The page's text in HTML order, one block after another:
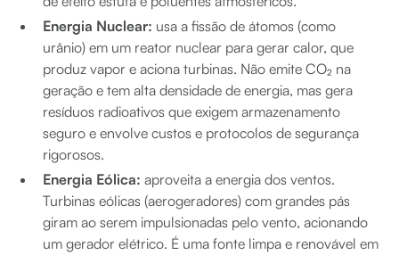
Energia Nuclear: usa a fissão de átomos (como
urânio) em um reator nuclear para gerar calor, que
produz vapor e aciona turbinas. Não emite CO₂ na
geração e tem alta densidade de energia, mas gera
resíduos radioativos que exigem armazenamento
seguro e envolve custos e protocolos de segurança
rigorosos.
Energia Eólica: aproveita a energia dos ventos.
Turbinas eólicas (aerogeradores) com grandes pás
giram ao serem impulsionadas pelo vento, acionando
um gerador elétrico. É uma fonte limpa e renovável em